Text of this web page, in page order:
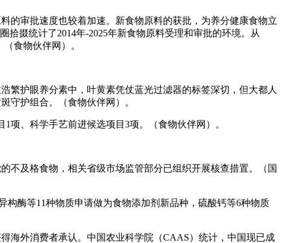
审批速度也较着加速。新食物原料的获批，为养分健康食物立
掇统计了2014年-2025年新食物原料受理和审批的环境。从
食物伙伴网）。
护眼养分素中，叶黄素凭仗蓝光过滤器的标签深切，但大都人
守护组合。（食物伙伴网）。
、科学手艺前进候选项目3项。（食物伙伴网）。
及格食物，相关省级市场监管部分已组织开展核查措置。（国
酶等11种物质申请做为食物添加剂新品种，硫酸钙等6种物质
外消费者承认。中国农业科学院（CAAS）统计，中国现已成